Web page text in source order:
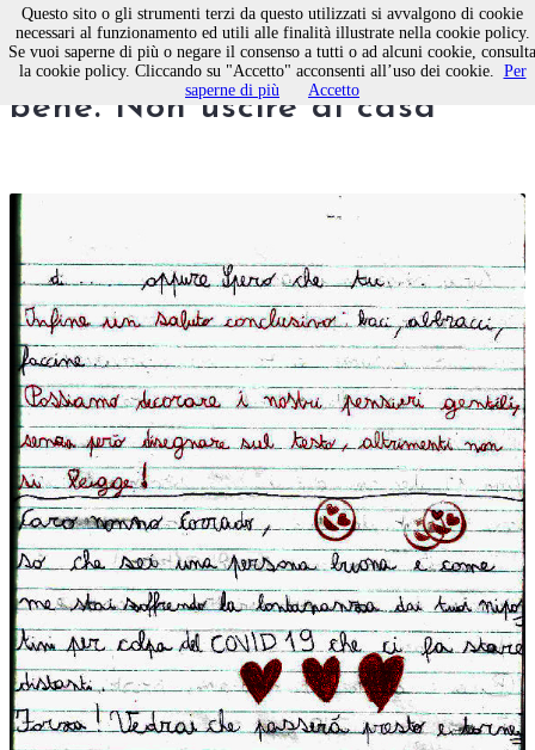
Caro nonno, spero che tu stia
bene. Non uscire di casa
Questo sito o gli strumenti terzi da questo utilizzati si avvalgono di cookie
necessari al funzionamento ed utili alle finalità illustrate nella cookie policy.
Se vuoi saperne di più o negare il consenso a tutti o ad alcuni cookie, consulta
la cookie policy. Cliccando su "Accetto" acconsenti all’uso dei cookie. Per
saperne di più
Accetto